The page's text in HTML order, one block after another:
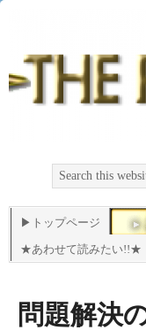
▶トップページ
★あわせて読みたい!!★
問題解決